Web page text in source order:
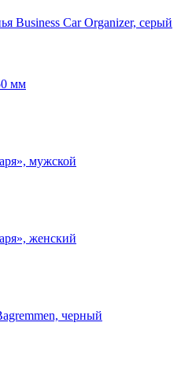
Business Car Organizer, серый
мм
мужской
женский
черный